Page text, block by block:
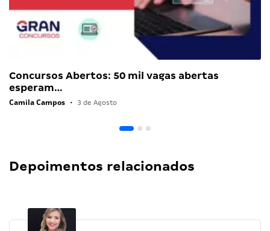
Concursos Abertos: 50 mil vagas abertas
esperam…
Camila Campos • 3 de Agosto
Depoimentos relacionados